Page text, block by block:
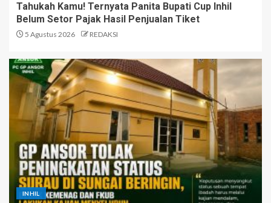
Tahukah Kamu! Ternyata Panita Bupati Cup Inhil
Belum Setor Pajak Hasil Penjualan Tiket
5 Agustus 2026 REDAKSI
INHIL